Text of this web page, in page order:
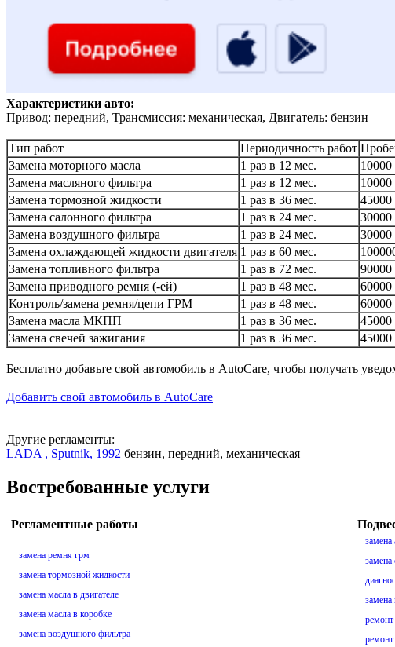
Характеристики авто:
Привод: передний, Трансмиссия: механическая, Двигатель: бензин
Тип работ Периодичность работ
Замена моторного масла
1 раз в 12 мес.
Замена масляного фильтра
1 раз в 12 мес.
Замена тормозной жидкости
1 раз в 36 мес.
Замена салонного фильтра
1 раз в 24 мес.
Замена воздушного фильтра
1 раз в 24 мес.
Замена охлаждающей жидкости двигателя 1 раз в 60 мес.
Замена топливного фильтра
1 раз в 72 мес.
Замена приводного ремня (-ей)
1 раз в 48 мес.
Контроль/замена ремня/цепи ГРМ
1 раз в 48 мес.
Замена масла МКПП
1 раз в 36 мес.
Замена свечей зажигания
1 раз в 36 мес.
Бесплатно добавьте свой автомобиль в AutoCare, чтобы получать
Добавить свой автомобиль в AutoCare
Другие регламенты:
LADA , Sputnik, 1992 бензин, передний, механическая
Востребованные услуги
Регламентные работы
замена ремня грм
замена тормозной жидкости
замена масла в двигателе
замена масла в коробке
замена воздушного фильтра
замена
замена
замена
ремонт
ремонт